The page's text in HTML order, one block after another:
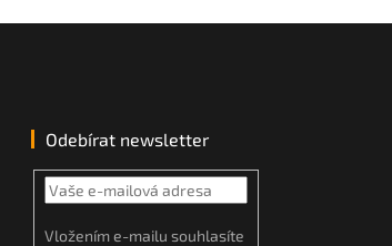
Odebírat newsletter
Vložením e-mailu souhlasíte